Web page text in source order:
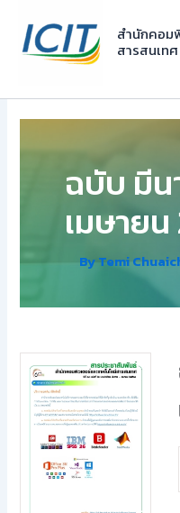
content
สำนักคอม
สารสนเท
ฉบับ มี
เมษายน
ByTemi